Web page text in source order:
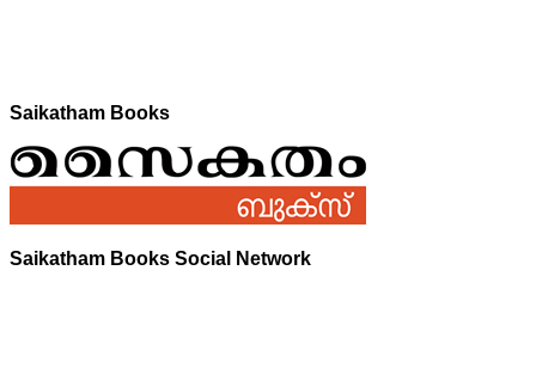
Saikatham Books
Saikatham Books Social Network